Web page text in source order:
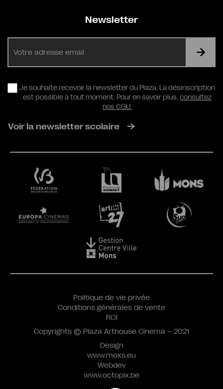
Newsletter
RGPD
Je souhaite recevoir la newsletter du Plaza. La désinscription
est possible à tout moment. Pour en savoir plus,consultez
nos CGU.
Voir la newsletter scolaire
Design
www.moxs.eu
Webdev
www.octopix.be
Politique de vie privée
Conditions générales de vente
ROI
Copyrights © Plaza Arthouse Cinema – 2021